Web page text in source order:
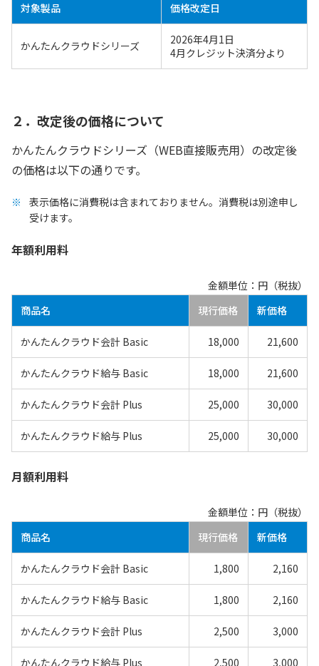
対象製品 価格改定日
かんたんクラウドシリーズ
2026年4月1日
4月クレジット決済分より
２．改定後の価格について
かんたんクラウドシリーズ（WEB直接販売用）の改定後
の価格は以下の通りです。
表示価格に消費税は含まれておりません。消費税は別途申し
受けます。
年額利用料
金額単位：円（税抜）
商品名
現行価格 新価格
かんたんクラウド会計 Basic 18,000 21,600
かんたんクラウド給与 Basic 18,000 21,600
かんたんクラウド会計 Plus 25,000 30,000
かんたんクラウド給与 Plus 25,000 30,000
月額利用料
金額単位：円（税抜）
商品名
現行価格 新価格
かんたんクラウド会計 Basic 1,800 2,160
かんたんクラウド給与 Basic 1,800 2,160
かんたんクラウド会計 Plus 2,500 3,000
かんたんクラウド給与 Plus 2,500 3,000